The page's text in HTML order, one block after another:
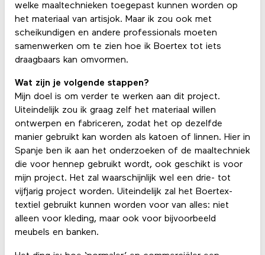
welke maaltechnieken toegepast kunnen worden op
het materiaal van artisjok. Maar ik zou ook met
scheikundigen en andere professionals moeten
samenwerken om te zien hoe ik Boertex tot iets
draagbaars kan omvormen.
Wat zijn je volgende stappen?
Mijn doel is om verder te werken aan dit project.
Uiteindelijk zou ik graag zelf het materiaal willen
ontwerpen en fabriceren, zodat het op dezelfde
manier gebruikt kan worden als katoen of linnen. Hier in
Spanje ben ik aan het onderzoeken of de maaltechniek
die voor hennep gebruikt wordt, ook geschikt is voor
mijn project. Het zal waarschijnlijk wel een drie- tot
vijfjarig project worden. Uiteindelijk zal het Boertex-
textiel gebruikt kunnen worden voor van alles: niet
alleen voor kleding, maar ook voor bijvoorbeeld
meubels en banken.